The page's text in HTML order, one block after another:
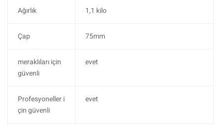
Ağırlık 1,1 kilo
Çap 75mm
meraklıları için
güvenli
evet
Profesyoneller i
çin güvenli
evet